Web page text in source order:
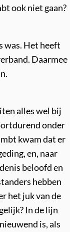
ook niet gaan?
was. Het heeft
Daarmee
alles wel bij
onder
kwam dat er
en, naar
beloofd en
hebben
het juk van de
In de lijn
is, als